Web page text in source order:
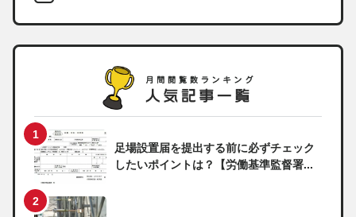
足場設置届を提出する前に必ずチェック
したいポイントは？【労働基準監督署...